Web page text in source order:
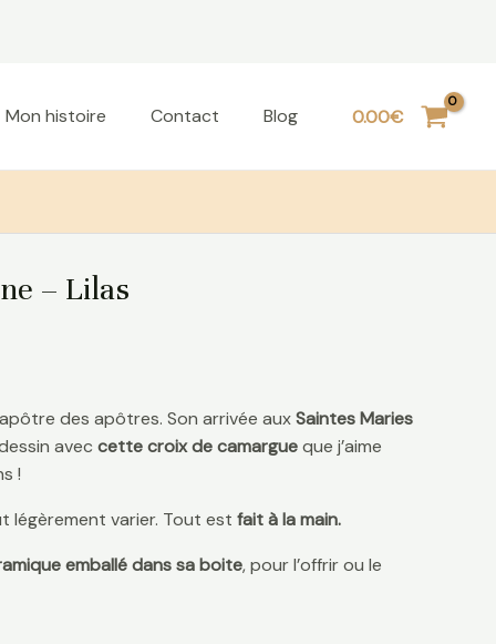
Mon histoire Contact Blog 0.00€
– Lilas
des apôtres. Son arrivée auxSaintes Maries
avec cette croixde camargueque j’aime
!
légèrement varier. Tout est fait à la main.
emballé dans sa boite, pour l’offrir ou le